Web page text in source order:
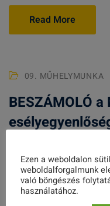
Read More
09. MŰHELYMUNKA
BESZÁMOLÓ
Read More
Ezen a weboldalon
weboldalforgalmunk
való böngészés
használatához.